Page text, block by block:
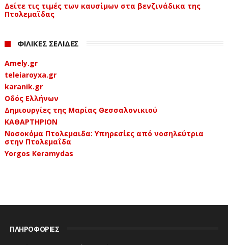
Δείτε τις τιμές των καυσίμων στα βενζινάδικα της
Πτολεμαΐδας
ΦΙΛΙΚΕΣ ΣΕΛΙΔΕΣ
Amely.gr
teleiaroyxa.gr
karanik.gr
Οδός Ελλήνων
Δημιουργίες της Μαρίας Θεσσαλονικιού
ΚΑΘΑΡΤΗΡΙΟΝ
Νοσοκόμα Πτολεμαιδα: Υπηρεσίες από νοσηλεύτρια
στην Πτολεμαΐδα
Yorgos Keramydas
ΠΛΗΡΟΦΟΡΙΕΣ